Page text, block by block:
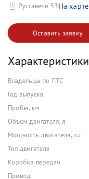
Оставить заявку
Характеристики
Владельцы по ПТС
Год выпуска
Пробег, км
Объем двигателя, л
Мощность двигателя, л.с
Тип двигателя
Коробка передач
Привод
Руставели 53На карте